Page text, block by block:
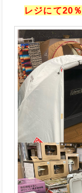
レジにて20